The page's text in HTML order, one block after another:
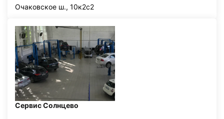
Очаковское ш., 10к2с2
Сервис Солнцево